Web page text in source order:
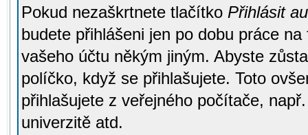
Pokud nezaškrtnete tlačítko Přihlásit
budete přihlášeni jen po dobu práce
vašeho účtu někým jiným. Abyste
políčko, když se přihlašujete. Toto
přihlašujete z veřejného počítače,
univerzitě atd.